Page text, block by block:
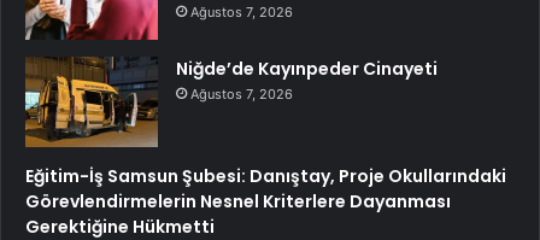
Ağustos 7, 2026
Niğde’de Kayınpeder Cinayeti
Ağustos 7, 2026
Eğitim-İş Samsun Şubesi: Danıştay, Proje Okullarındaki
Görevlendirmelerin Nesnel Kriterlere Dayanması
Gerektiğine Hükmetti